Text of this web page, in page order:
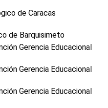
de Caracas
de Barquisimeto
Gerencia Educacional
Gerencia Educacional
Gerencia Educacional